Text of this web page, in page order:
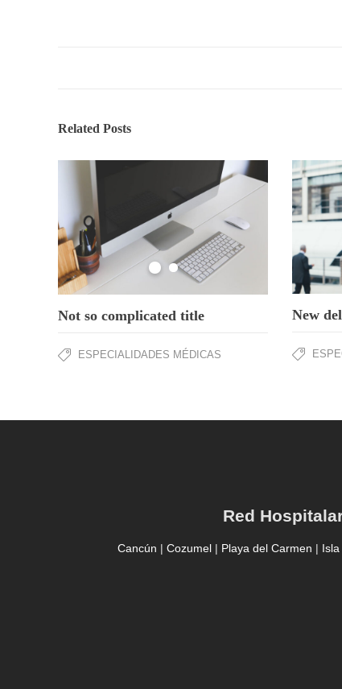
Related Posts
Not so complicated title
ESPECIALIDADES MÉDICAS
New
Red
Cancún | Cozumel| Playa del Carmen |